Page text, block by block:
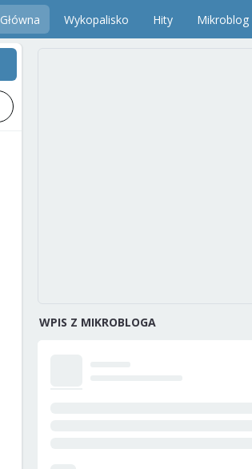
Główna Wykopalisko Hity Mikroblog
WPIS Z MIKROBLOGA